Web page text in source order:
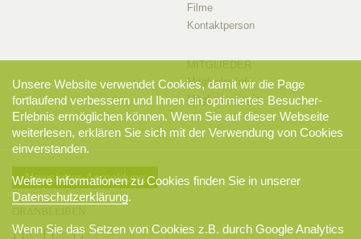
Filme
Kontaktperson
Mitglieder-Info
Mitglieder-Login
Newsletter-Anmeldung
Unsere Website verwendet Cookies, damit wir die Page
fortlaufend verbessern und Ihnen ein optimiertes Besucher-
Erlebnis ermöglichen können. Wenn Sie auf dieser Webseite
weiterlesen, erklären Sie sich mit der Verwendung von Cookies
einverstanden.
Weitere Informationen zu Cookies finden Sie in unserer
Datenschutzerklärung.
Wenn Sie das Setzen von Cookies z.B. durch Google Analytics